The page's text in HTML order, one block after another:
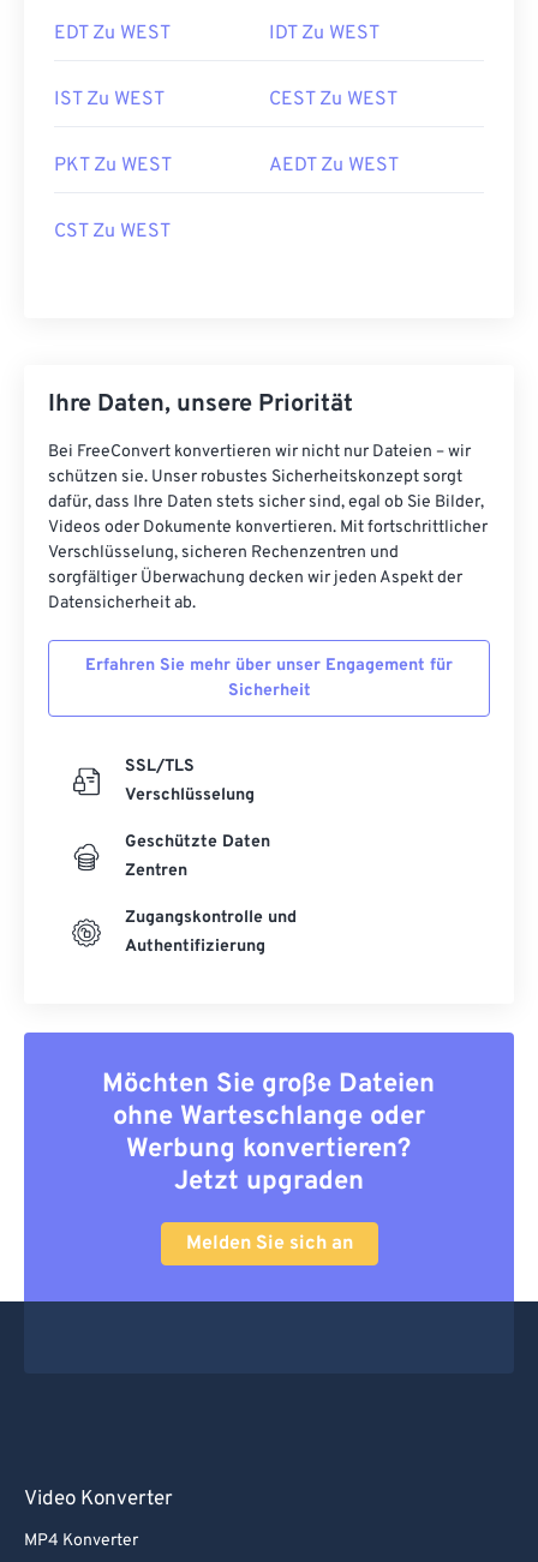
EDT Zu WEST IDT Zu WEST
IST Zu WEST CEST Zu WEST
PKT Zu WEST AEDT Zu WEST
CST Zu WEST
Ihre Daten, unsere Priorität
Bei FreeConvert konvertieren wir nicht nur Dateien – wir
schützen sie. Unser robustes Sicherheitskonzept sorgt
dafür, dass Ihre Daten stets sicher sind, egal ob Sie Bilder,
Videos oder Dokumente konvertieren. Mit fortschrittlicher
Verschlüsselung, sicheren Rechenzentren und
sorgfältiger Überwachung decken wir jeden Aspekt der
Datensicherheit ab.
Erfahren Sie mehr über unser Engagement für
Sicherheit
SSL/TLS
Verschlüsselung
Geschützte Daten
Zentren
Zugangskontrolle und
Authentifizierung
Möchten Sie große Dateien
ohne Warteschlange oder
Werbung konvertieren?
Jetzt upgraden
Melden Sie sich an
Video Konverter
MP4 Konverter